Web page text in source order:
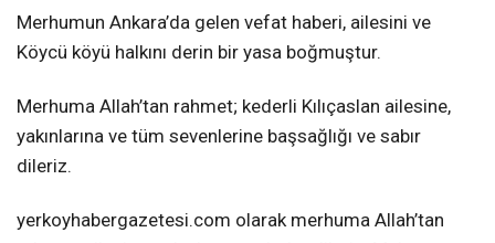
Merhumun Ankara’da gelen vefat haberi, ailesini ve
Köycü köyü halkını derin bir yasa boğmuştur.
Merhuma Allah’tan rahmet; kederli Kılıçaslan ailesine,
yakınlarına ve tüm sevenlerine başsağlığı ve sabır
dileriz.
yerkoyhabergazetesi.com olarak merhuma Allah’tan